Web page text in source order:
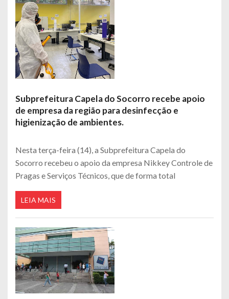
Subprefeitura Capela do Socorro recebe apoio
de empresa da região para desinfecção e
higienização de ambientes.
Nesta terça-feira (14), a Subprefeitura Capela do
Socorro recebeu o apoio da empresa Nikkey Controle de
Pragas e Serviços Técnicos, que de forma total
LEIA MAIS